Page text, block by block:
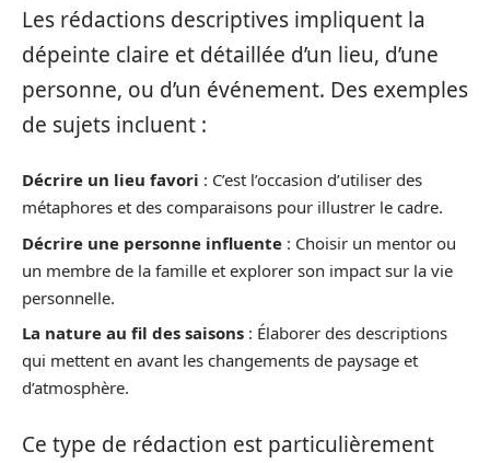
Les rédactions descriptives impliquent la
dépeinte claire et détaillée d’un lieu, d’une
personne, ou d’un événement. Des exemples
de sujets incluent :
Décrire un lieu favori : C’est l’occasion d’utiliser des
métaphores et des comparaisons pour illustrer le cadre.
Décrire une personne influente : Choisir un mentor ou
un membre de la famille et explorer son impact sur la vie
personnelle.
La nature au fil des saisons : Élaborer des descriptions
qui mettent en avant les changements de paysage et
d’atmosphère.
Ce type de rédaction est particulièrement